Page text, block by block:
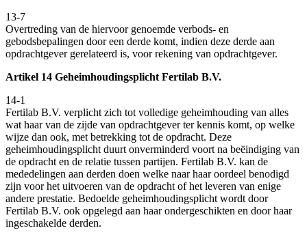
13-7
Overtreding van de hiervoor genoemde verbods- en
gebodsbepalingen door een derde komt, indien deze derde aan
opdrachtgever gerelateerd is, voor rekening van opdrachtgever.
Artikel 14 Geheimhoudingsplicht Fertilab B.V.
14-1
Fertilab B.V. verplicht zich tot volledige geheimhouding van alles
wat haar van de zijde van opdrachtgever ter kennis komt, op welke
wijze dan ook, met betrekking tot de opdracht. Deze
geheimhoudingsplicht duurt onverminderd voort na beëindiging van
de opdracht en de relatie tussen partijen. Fertilab B.V. kan de
mededelingen aan derden doen welke naar haar oordeel benodigd
zijn voor het uitvoeren van de opdracht of het leveren van enige
andere prestatie. Bedoelde geheimhoudingsplicht wordt door
Fertilab B.V. ook opgelegd aan haar ondergeschikten en door haar
ingeschakelde derden.